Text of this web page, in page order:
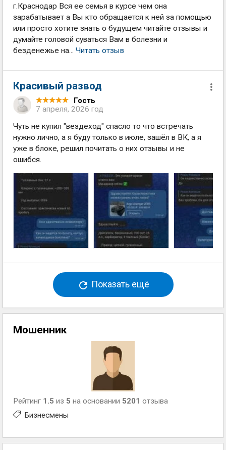
г.Краснодар Вся ее семья в курсе чем она
зарабатывает а Вы кто обращается к ней за помощью
или просто хотите знать о будущем читайте отзывы и
думайте головой суваться Вам в болезни и
безденежье на... Читать отзыв
Красивый развод
Гость
7 апреля, 2026 год
Чуть не купил "вездеход" спасло то что встречать
нужно лично, а я буду только в июле, зашёл в ВК, а я
уже в блоке, решил почитать о них отзывы и не
ошибся.
Показать ещё
Мошенник
Рейтинг 1.5 из 5 на основании 5201 отзыва
Бизнесмены